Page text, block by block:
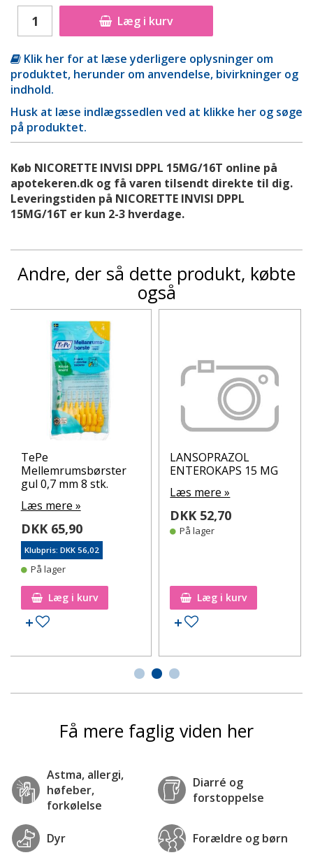
Læg i kurv
Klik her for at læse yderligere oplysninger om
produktet, herunder om anvendelse, bivirkninger og
indhold.
Husk at læse indlægssedlen ved at klikke her og søge
på produktet.
Køb NICORETTE INVISI DPPL 15MG/16T online på
apotekeren.dk og få varen tilsendt direkte til dig.
Leveringstiden på NICORETTE INVISI DPPL
15MG/16T er kun 2-3 hverdage.
Andre, der så dette produkt, købte
også
TePe
Mellemrumsbørster
gul 0,7 mm 8 stk.
Læs mere »
DKK 65,90
Klubpris: DKK 56,02
På lager
Læg i kurv
Tilføj til ønskeseddel
LANSOPRAZOL
ENTEROKAPS 15 MG
Læs mere »
DKK 52,70
På lager
Læg i kurv
Tilføj til ønskeseddel
Få mere faglig viden her
Astma, allergi,
høfeber,
forkølelse
Diarré og
forstoppelse
Dyr Forældre og børn